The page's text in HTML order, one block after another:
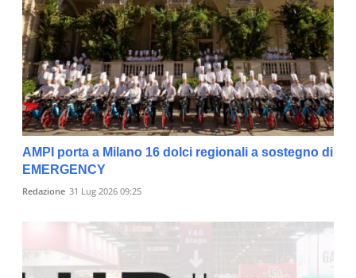
AMPI porta a Milano 16 dolci regionali a sostegno di
EMERGENCY
Redazione 31 Lug 2026 09:25